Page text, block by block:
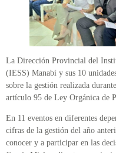
La Dirección Provincial del
(IESS) Manabí y sus 10
sobre la gestión realizada
artículo 95 de Ley Orgánica de
En 11 eventos en diferentes
cifras de la gestión del año
conocer y a participar en las